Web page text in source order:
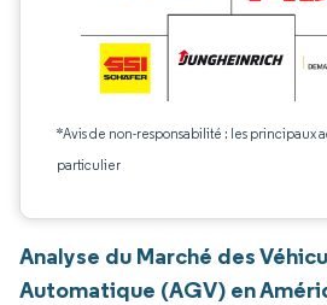
*Avis de non-responsabilité : les principaux
particulier
Analyse du Marché des
Automatique (AGV) en